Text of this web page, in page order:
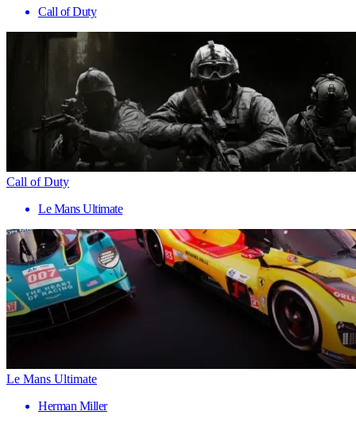
Call of Duty
Call of Duty
Le Mans Ultimate
Le Mans Ultimate
Herman Miller